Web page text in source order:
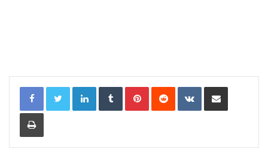
LinkedInTumblrPinterestReddit VKontakteCompartir por correo
Imprimir